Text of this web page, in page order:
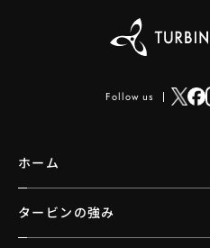
Follow us
ホーム
タービンの強み